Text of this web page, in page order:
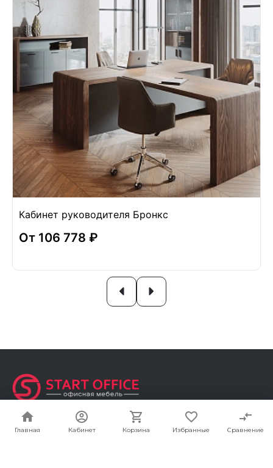
Главная Кабинет Корзина Избранные Сравнение
Главная Кабинет Корзина Избранные Сравнение
Кабинет руководителя Бронкс
От 106 778 ₽
Адрес